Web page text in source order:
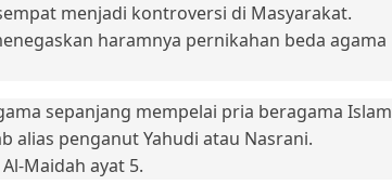
menjadi kontroversi di Masyarakat.
haramnya pernikahan beda agama
sepanjang mempelai pria beragama Islam
alias penganut Yahudi atau Nasrani.
Maidah ayat 5.